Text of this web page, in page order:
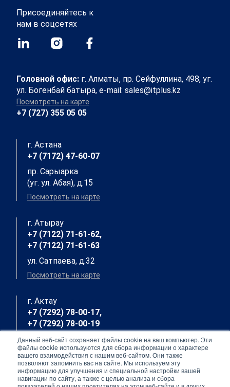
Данный веб-сайт сохраняет файлы cookie на ваш компьютер. Эти
файлы cookie используются для сбора информации о характере
вашего взаимодействия с нашим веб-сайтом. Они также
позволяют запомнить вас на сайте. Мы используем эту
информацию для улучшения и специальной настройки вашей
навигации по сайту, а также с целью анализа и сбора
Присоединяйтесь к
нам в соцсетях
Головной офис: г. Алматы, пр. Сейфуллина, 498, уг.
ул. Богенбай батыра, e-mail: sales@itplus.kz
Посмотреть на карте
+7 (727) 355 05 05
г. Астана
+7 (7172) 47-60-07
пр. Сарыарка
(уг. ул. Абая), д.15
Посмотреть на карте
г. Атырау
+7 (7122) 71-61-62,
+7 (7122) 71-61-63
ул. Сатпаева, д.32
Посмотреть на карте
г. Актау
+7 (7292) 78-00-17,
+7 (7292) 78-00-19
7 мкр., д. 23, кв.7
Посмотреть на карте
г. Актобе